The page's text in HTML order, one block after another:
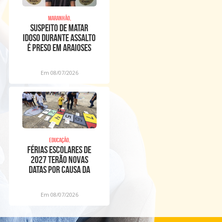
Maranhão,
Suspeito de matar
idoso durante assalto
é preso em Araioses
Em 08/07/2026
Educação,
Férias escolares de
2027 terão novas
datas por causa da
Em 08/07/2026